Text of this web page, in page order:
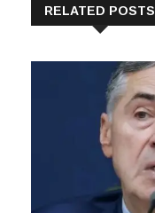
RELATED POSTS